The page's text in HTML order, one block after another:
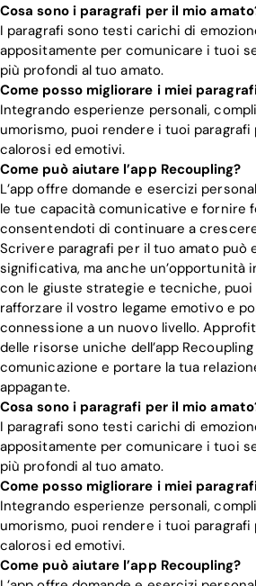
Cosa sono i paragrafi per il mio
I paragrafi sono testi carichi di
appositamente per comunicare i tuoi
più profondi al tuo amato.
Come posso migliorare i miei
Integrando esperienze personali,
umorismo, puoi rendere i tuoi
calorosi ed emotivi.
Come può aiutare l’app Recoupling?
L’app offre domande e esercizi
le tue capacità comunicative e fornire
consentendoti di continuare a
Scrivere paragrafi per il tuo amato può
significativa, ma anche un’opportunità
con le giuste strategie e tecniche,
rafforzare il vostro legame emotivo e
connessione a un nuovo livello.
delle risorse uniche dell’app
comunicazione e portare la tua
appagante.
Cosa sono i paragrafi per il mio
I paragrafi sono testi carichi di
appositamente per comunicare i tuoi
più profondi al tuo amato.
Come posso migliorare i miei
Integrando esperienze personali,
umorismo, puoi rendere i tuoi
calorosi ed emotivi.
Come può aiutare l’app Recoupling?